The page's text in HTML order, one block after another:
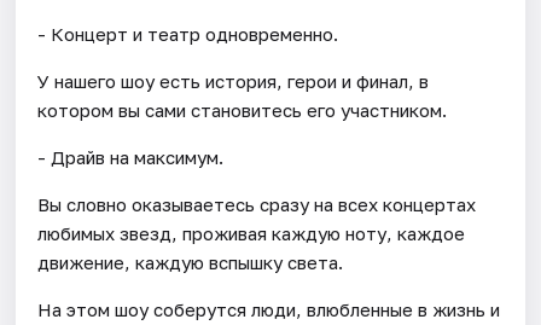
- Концерт и театр одновременно.
У нашего шоу есть история, герои и финал, в
котором вы сами становитесь его участником.
- Драйв на максимум.
Вы словно оказываетесь сразу на всех концертах
любимых звезд, проживая каждую ноту, каждое
движение, каждую вспышку света.
На этом шоу соберутся люди, влюбленные в жизнь и